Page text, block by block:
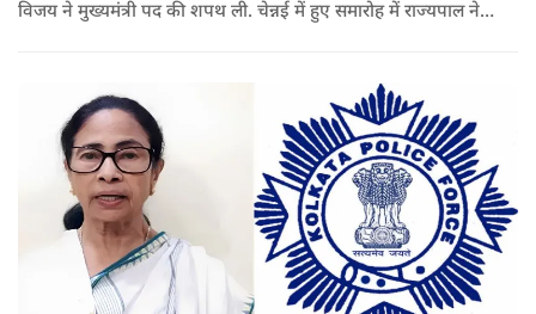
विजय ने मुख्यमंत्री पद की शपथ ली. चेन्नई में हुए समारोह में राज्यपाल ने